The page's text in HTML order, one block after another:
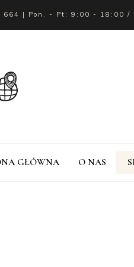
664 | Pon. - Pt: 9:00 - 18:00 /
GŁÓWNA O NAS